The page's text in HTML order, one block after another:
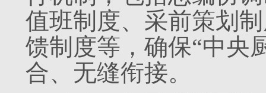
值班制度、采前策划
馈制度等，确保“中央
合、无缝衔接。